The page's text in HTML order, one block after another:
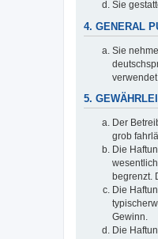
Sie
4. GENERAL
Sie
5.
Der
grob
Die
begrenzt.
Die
Gewinn.
Die